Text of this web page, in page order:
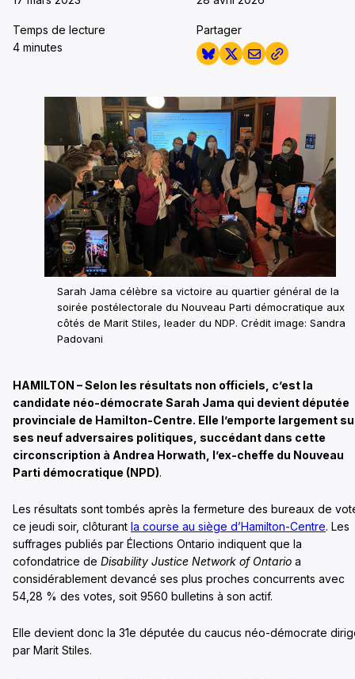
Temps de lecture
4 minutes
Partager
Sarah Jama célèbre sa victoire au quartier général de la
soirée postélectorale du Nouveau Parti démocratique aux
côtés de Marit Stiles, leader du NDP. Crédit image: Sandra
Padovani
HAMILTON – Selon les résultats non officiels, c’est la
candidate néo-démocrate Sarah Jama qui devient députée
provinciale de Hamilton-Centre. Elle l’emporte largement
ses neuf adversaires politiques, succédant dans cette
circonscription à Andrea Horwath, l’ex-cheffe du Nouveau
Parti démocratique (NPD).
Les résultats sont tombés après la fermeture des bureaux de
ce jeudi soir, clôturant la course au siège d’Hamilton-Centre. Les
suffrages publiés par Élections Ontario indiquent que la
cofondatrice de Disability Justice Network of Ontario a
considérablement devancé ses plus proches concurrents avec
54,28 % des votes, soit 9560 bulletins à son actif.
Elle devient donc la 31e députée du caucus néo-démocrate
par Marit Stiles.